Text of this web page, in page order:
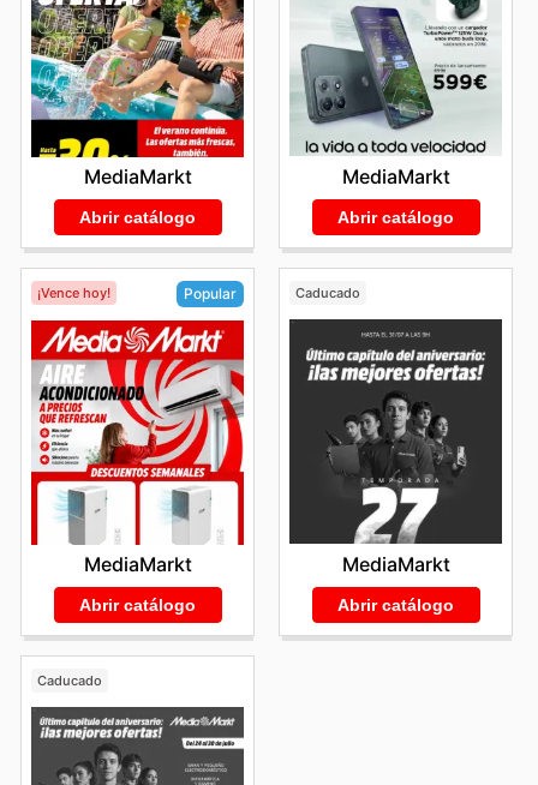
MediaMarkt
Abrir catálogo
MediaMarkt
Abrir catálogo
¡Vence hoy! Popular
MediaMarkt
Abrir catálogo
Caducado
MediaMarkt
Abrir catálogo
Caducado